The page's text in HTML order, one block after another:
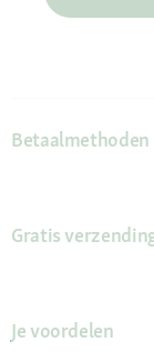
Betaalmethoden
Gratis
Je voordelen